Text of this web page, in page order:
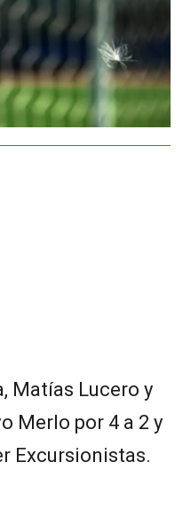
Matías Lucero y
Merlo por 4 a 2 y
Excursionistas.